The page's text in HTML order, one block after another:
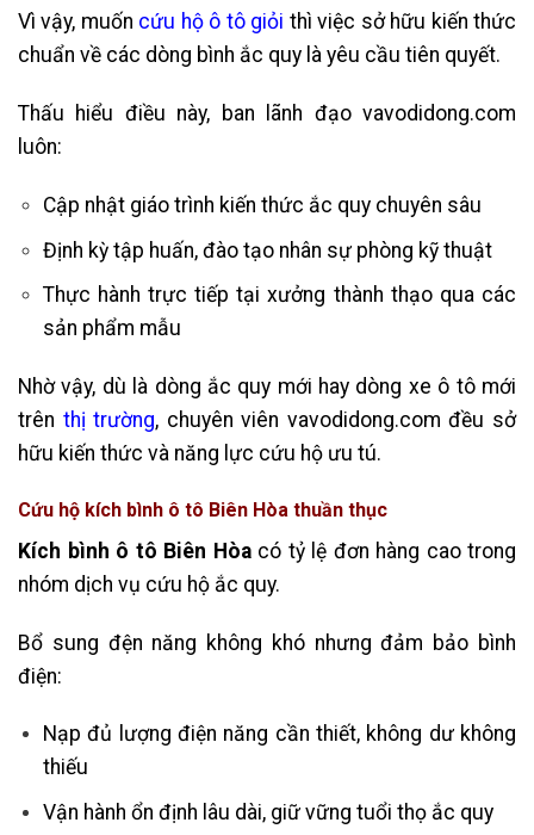
Vì vậy, muốn cứu hộ ô tô giỏi thì việc sở hữu kiến thức
chuẩn về các dòng bình ắc quy là yêu cầu tiên quyết.
Thấu hiểu điều này, ban lãnh đạo vavodidong.com
luôn:
Cập nhật giáo trình kiến thức ắc quy chuyên sâu
Định kỳ tập huấn, đào tạo nhân sự phòng kỹ thuật
Thực hành trực tiếp tại xưởng thành thạo qua các
sản phẩm mẫu
Nhờ vậy, dù là dòng ắc quy mới hay dòng xe ô tô mới
trên thị trường, chuyên viên vavodidong.com đều sở
hữu kiến thức và năng lực cứu hộ ưu tú.
Cứu hộ kích bình ô tô Biên Hòa thuần thục
Kích bình ô tô Biên Hòacó tỷ lệ đơn hàng cao trong
nhóm dịch vụ cứu hộ ắc quy.
Bổ sung đện năng không khó nhưng đảm bảo bình
điện:
Nạp đủ lượng điện năng cần thiết, không dư không
thiếu
Vận hành ổn định lâu dài, giữ vững tuổi thọ ắc quy